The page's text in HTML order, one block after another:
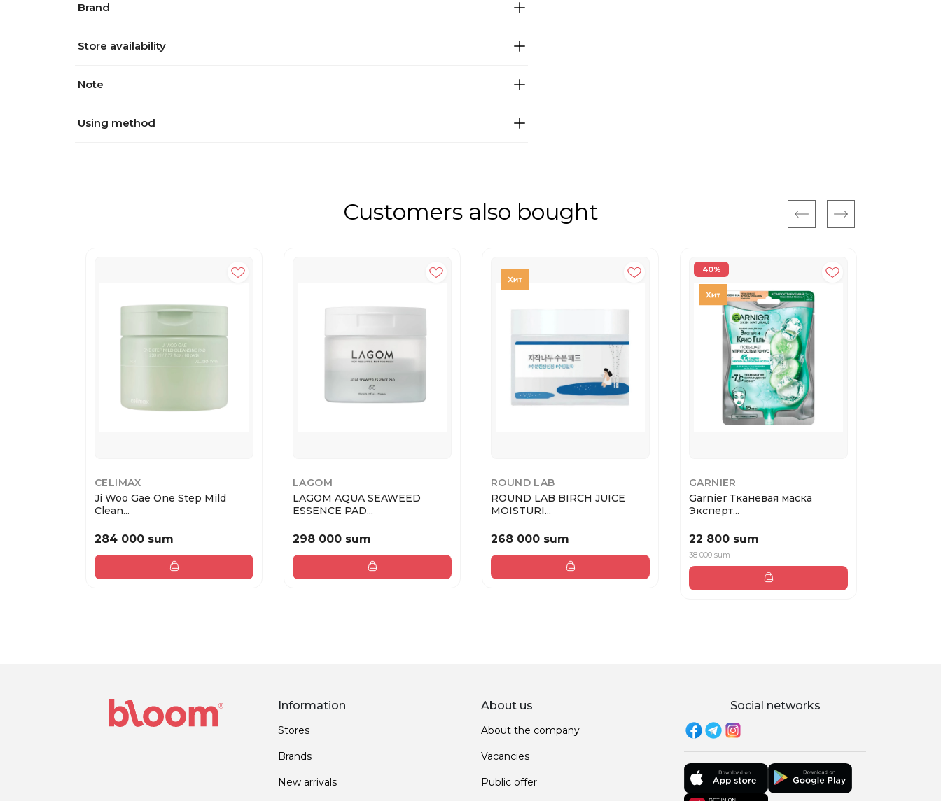
Brand
Store availability
Note
Using method
Customers also bought
CELIMAX
Ji Woo Gae One Step Mild
Clean...
284 000 sum
LAGOM
LAGOM AQUA SEAWEED
ESSENCE PAD...
298 000 sum
ROUND LAB
ROUND LAB BIRCH JUICE
MOISTURI...
268 000 sum
40%
GARNIER
Garnier Тканевая маска
Эксперт...
22 800 sum
38 000 sum
Information
Stores
Brands
New arrivals
About us
About the company
Vacancies
Public offer
Social networks